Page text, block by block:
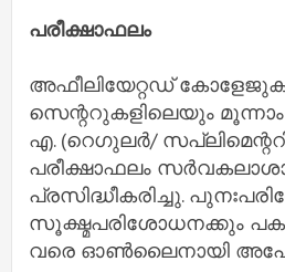
പരീക്ഷാഫലം
അഫീലിയേറ്റഡ്
സെന്ററുകളിലെയും മൂന്നാം
എ. (റെഗുലർ/
പരീക്ഷാഫലം
പ്രസിദ്ധീകരിച്ചു.
സൂക്ഷ്മപരിശോധനക്കും
വരെ ഓൺലൈനായി